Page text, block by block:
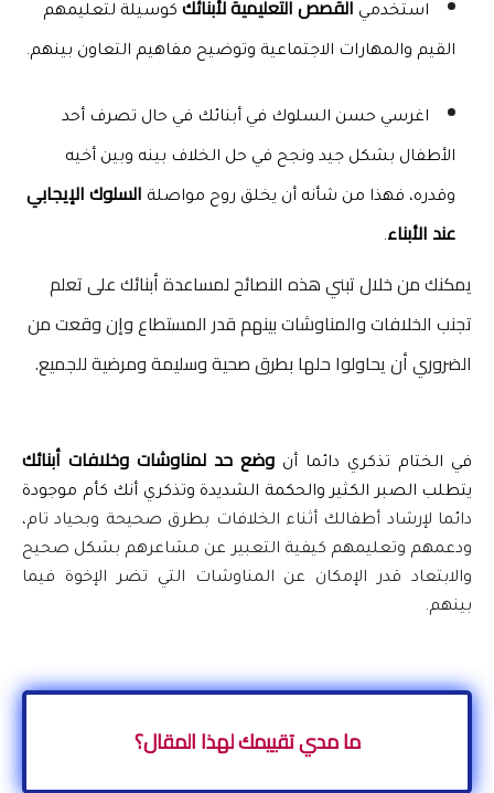
استخدمي القصص التعليمية لأبنائك
القيم والمهارات الاجتماعية وتوضيح مفاهيم التعاون بينهم.
اغرسي حسن السلوك
وقدره، فهذا من شأنه أن يخلق روح مواصلة
عند الأبناء.
يمكنك من خلال تبني هذه النصائح لمساعدة أبنائك على تعلم
تجنب الخلافات والمناوشات بينهم قدر المستطاع وإن وقعت من
الضروري أن يحاولوا حلها بطرق صحية وسليمة ومرضية للجميع.
في الختام تذكري دائما أن وضع حد لمناوشات وخلافات أبنائك
يتطلب الصبر الكثير والحكمة الشديدة وتذكري أنك كأم موجودة
دائما لإرشاد أطفالك أثناء الخلافات بطرق صحيحة وبحياد تام،
ودعمهم وتعليمهم كيفية التعبير عن مشاعرهم بشكل صحيح
والابتعاد قدر الإمكان عن المناوشات التي تضر الإخوة فيما
بينهم.
ما مدي تقييمك لهذا المقال؟